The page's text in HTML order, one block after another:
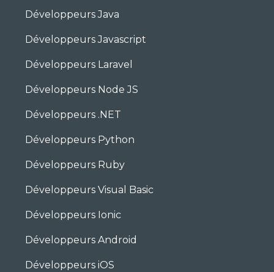
Développeurs Java
Développeurs Javascript
Développeurs Laravel
Développeurs Node JS
Développeurs .NET
Développeurs Python
Développeurs Ruby
Développeurs Visual Basic
Développeurs Ionic
Développeurs Android
Développeurs iOS